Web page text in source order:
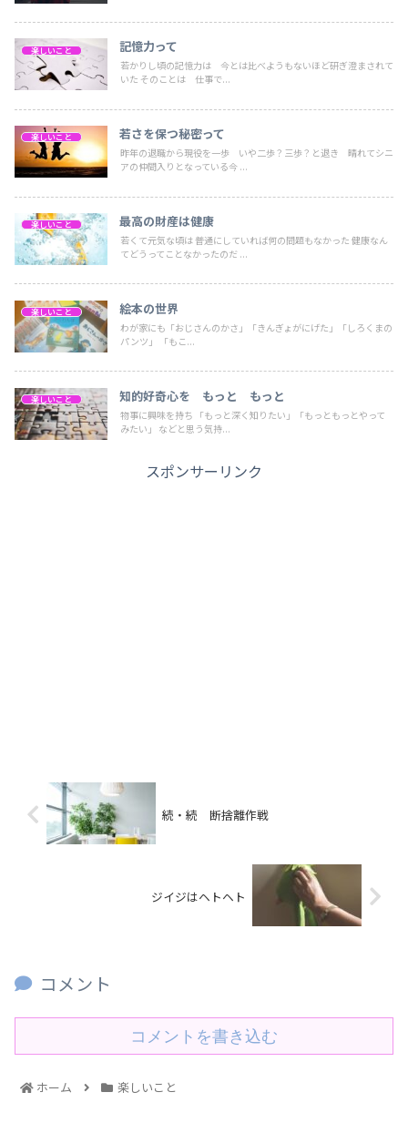
楽しいこと 記憶力って
若かりし頃の記憶力は 今とは比べようもないほど研ぎ澄まされて
いた そのことは 仕事で...
楽しいこと 若さを保つ秘密って
昨年の退職から現役を一歩 いや二歩？三歩？と退き 晴れてシニ
アの仲間入りとなっている今 ...
楽しいこと 最高の財産は健康
若くて元気な頃は 普通にしていれば何の問題もなかった 健康なん
てどうってことなかったのだ ...
楽しいこと 絵本の世界
わが家にも「おじさんのかさ」「きんぎょがにげた」「しろくまの
パンツ」 「もこ...
楽しいこと 知的好奇心を もっと もっと
物事に興味を持ち 「もっと深く知りたい」「もっともっとやって
みたい」 などと思う気持...
スポンサーリンク
続・続 断捨離作戦
ジイジはヘトヘト
コメント
コメントを書き込む
ホーム 楽しいこと